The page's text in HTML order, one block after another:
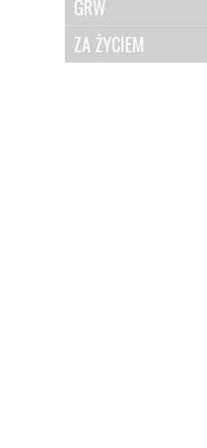
GRW
ZA ŻYCIEM